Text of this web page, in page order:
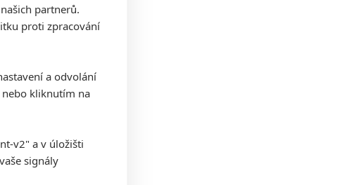
partnerů.
proti zpracování
a odvolání
nebo kliknutím na
v2" a v úložišti
signály